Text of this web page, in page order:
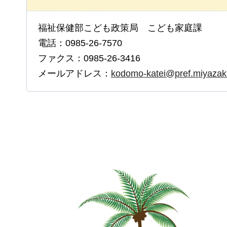
福祉保健部こども政策局 こども家庭課
電話：0985-26-7570
ファクス：0985-26-3416
メールアドレス： kodomo-